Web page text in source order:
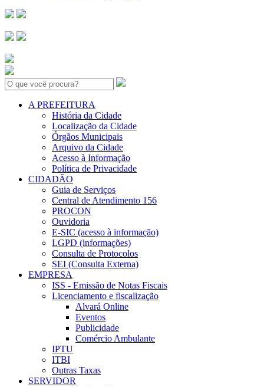
Search:
A PREFEITURA
História da Cidade
Localização da Cidade
Órgãos Municipais
Arquivo da Cidade
Acesso à Informação
Política de Privacidade
CIDADÃO
Guia de Serviços
Central de Atendimento 156
PROCON
Ouvidoria
E-SIC (acesso à informação)
LGPD (informações)
Consulta de Protocolos
SEI (Consulta Externa)
EMPRESA
ISS - Emissão de Notas Fiscais
Licenciamento e fiscalização
Alvará Online
Eventos
Publicidade
Comércio Ambulante
IPTU
ITBI
Outras Taxas
SERVIDOR